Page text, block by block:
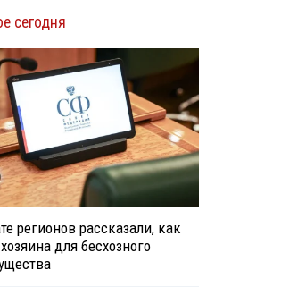
сегодня
регионов рассказали, как
для бесхозного